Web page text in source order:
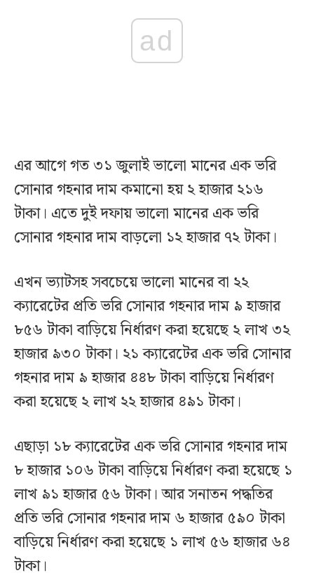
ad
এর আগে গত ৩১ জুলাই ভালো মানের এক ভরি
সোনার গহনার দাম কমানো হয় ২ হাজার ২১৬
টাকা। এতে দুই দফায় ভালো মানের এক ভরি
সোনার গহনার দাম বাড়লো ১২ হাজার ৭২ টাকা।
এখন ভ্যাটসহ সবচেয়ে ভালো মানের বা ২২
ক্যারেটের প্রতি ভরি সোনার গহনার দাম ৯ হাজার
৮৫৬ টাকা বাড়িয়ে নির্ধারণ করা হয়েছে ২ লাখ ৩২
হাজার ৯৩০ টাকা। ২১ ক্যারেটের এক ভরি সোনার
গহনার দাম ৯ হাজার ৪৪৮ টাকা বাড়িয়ে নির্ধারণ
করা হয়েছে ২ লাখ ২২ হাজার ৪৯১ টাকা।
এছাড়া ১৮ ক্যারেটের এক ভরি সোনার গহনার দাম
৮ হাজার ১০৬ টাকা বাড়িয়ে নির্ধারণ করা হয়েছে ১
লাখ ৯১ হাজার ৫৬ টাকা। আর সনাতন পদ্ধতির
প্রতি ভরি সোনার গহনার দাম ৬ হাজার ৫৯০ টাকা
বাড়িয়ে নির্ধারণ করা হয়েছে ১ লাখ ৫৬ হাজার ৬৪
টাকা।